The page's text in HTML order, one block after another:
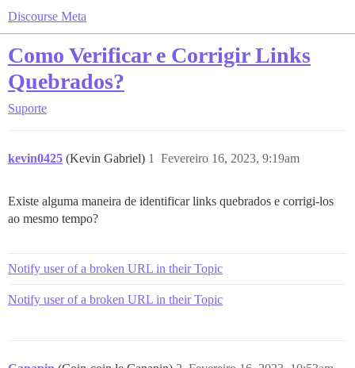
Discourse Meta
Como Verificar e Corrigir Links
Quebrados?
Suporte
kevin0425 (Kevin Gabriel) Fevereiro 16, 2023, 9:19am
1
Existe alguma maneira de identificar links quebrados e corrigi-los
ao mesmo tempo?
Notify user of a broken URL in their Topic
Notify user of a broken URL in their Topic